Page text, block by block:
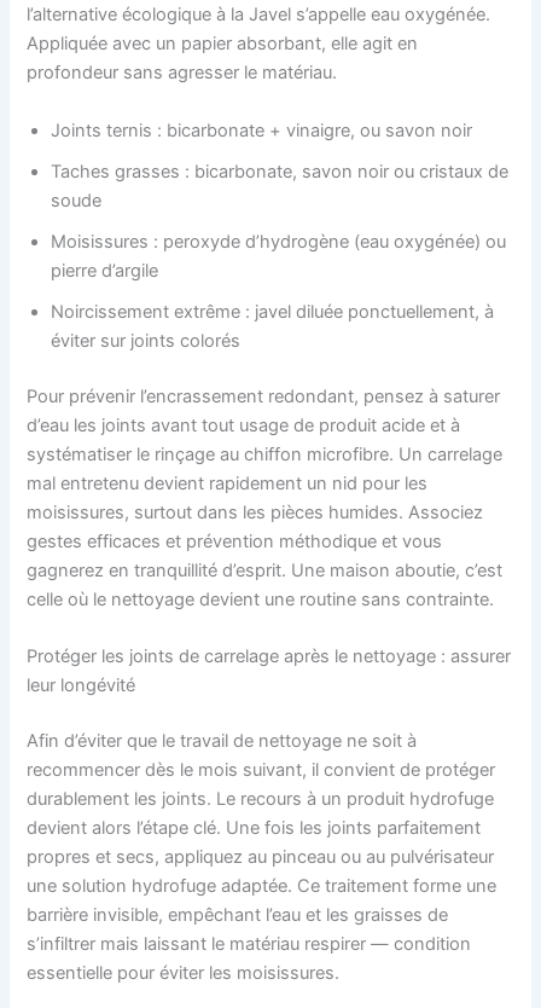
l’alternative écologique à la Javel s’appelle eau oxygénée.
Appliquée avec un papier absorbant, elle agit en
profondeur sans agresser le matériau.
Joints ternis : bicarbonate + vinaigre, ou savon noir
Taches grasses : bicarbonate, savon noir ou cristaux de
soude
Moisissures : peroxyde d’hydrogène (eau oxygénée) ou
pierre d’argile
Noircissement extrême : javel diluée ponctuellement, à
éviter sur joints colorés
Pour prévenir l’encrassement redondant, pensez à saturer
d’eau les joints avant tout usage de produit acide et à
systématiser le rinçage au chiffon microfibre. Un carrelage
mal entretenu devient rapidement un nid pour les
moisissures, surtout dans les pièces humides. Associez
gestes efficaces et prévention méthodique et vous
gagnerez en tranquillité d’esprit. Une maison aboutie, c’est
celle où le nettoyage devient une routine sans contrainte.
Protéger les joints de carrelage après le nettoyage : assurer
leur longévité
Afin d’éviter que le travail de nettoyage ne soit à
recommencer dès le mois suivant, il convient de protéger
durablement les joints. Le recours à un produit hydrofuge
devient alors l’étape clé. Une fois les joints parfaitement
propres et secs, appliquez au pinceau ou au pulvérisateur
une solution hydrofuge adaptée. Ce traitement forme une
barrière invisible, empêchant l’eau et les graisses de
s’infiltrer mais laissant le matériau respirer — condition
essentielle pour éviter les moisissures.